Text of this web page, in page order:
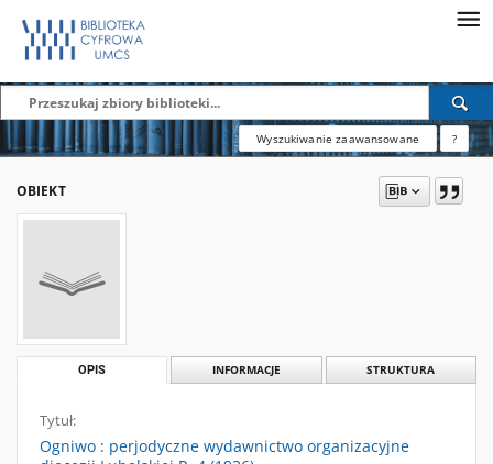
Wyszukiwanie zaawansowane ?
OBIEKT
OPIS INFORMACJE STRUKTURA
Tytuł:
Ogniwo : perjodyczne wydawnictwo organizacyjne